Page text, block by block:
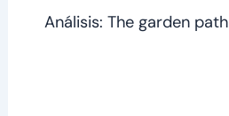
Análisis: The garden path